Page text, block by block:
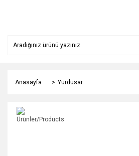
Anasayfa Yurdusar